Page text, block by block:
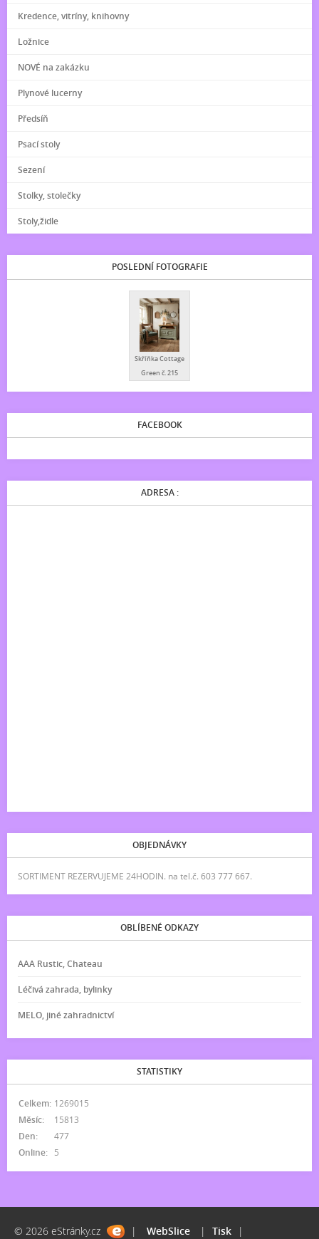
Kredence, vitríny, knihovny
Ložnice
NOVÉ na zakázku
Plynové lucerny
Předsíň
Psací stoly
Sezení
Stolky, stolečky
Stoly,židle
POSLEDNÍ FOTOGRAFIE
Skříňka Cottage
Green č. 215
FACEBOOK
ADRESA :
OBJEDNÁVKY
SORTIMENT REZERVUJEME 24HODIN. na tel.č. 603 777 667.
OBLÍBENÉ ODKAZY
AAA Rustic, Chateau
Léčivá zahrada, bylinky
MELO, jiné zahradnictví
STATISTIKY
Online: 5
Celkem: 1269015
Měsíc:
15813
Den:
477
© 2026 eStránky.cz | WebSlice | Tisk |